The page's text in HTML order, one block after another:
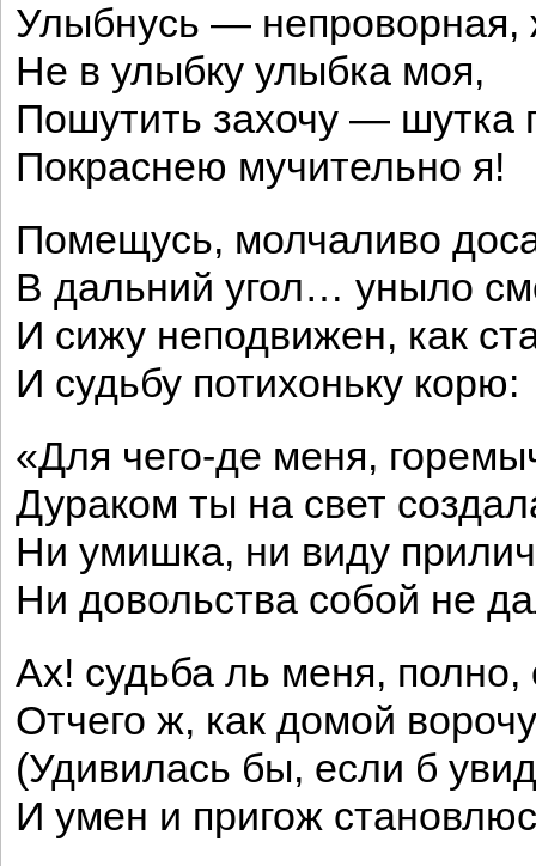
Улыбнусь — непроворная,
Не в улыбку улыбка моя,
Пошутить захочу — шутка
Покраснею мучительно я!
Помещусь, молчаливо
В дальний угол… уныло
И сижу неподвижен, как
И судьбу потихоньку корю:
«Для чего-де меня,
Дураком ты на свет
Ни умишка, ни виду
Ни довольства собой не
Ах! судьба ль меня, полно,
Отчего ж, как домой
(Удивилась бы, если б
И умен и пригож